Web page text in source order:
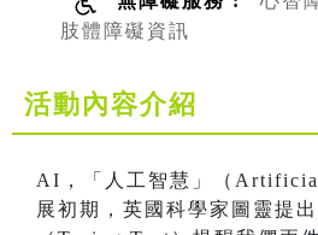
肢體障礙資訊
活動內容介紹
AI，「人工智慧」（
展初期，英國科學家圖靈提